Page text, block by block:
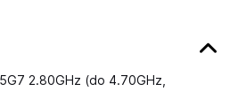
2.80GHz (do 4.70GHz,